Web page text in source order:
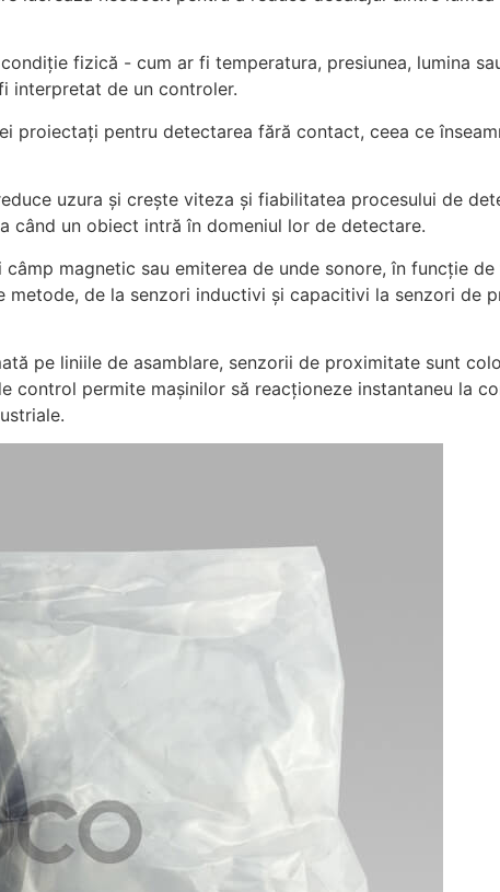
fizică - cum ar fi temperatura, presiunea, lumina
interpretat de un controler.
proiectați pentru detectarea fără contact, ceea ce
uzura și crește viteza și fiabilitatea procesului de
un obiect intră în domeniul lor de detectare.
magnetic sau emiterea de unde sonore, în funcție
de la senzori inductivi și capacitivi la senzori de
pe liniile de asamblare, senzorii de proximitate sunt
permite mașinilor să reacționeze instantaneu la